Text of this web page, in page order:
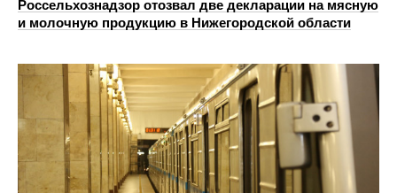
Россельхознадзор отозвал две декларации на мясную
и молочную продукцию в Нижегородской области